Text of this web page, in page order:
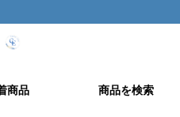
商品 商品を検索